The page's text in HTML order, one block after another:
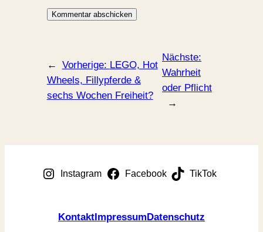
← Vorherige: LEGO, Hot
Wheels, Fillypferde &
sechs Wochen Freiheit?
Nächste:
Wahrheit
oder Pflicht
→
Instagram Facebook TikTok
KontaktImpressumDatenschutz